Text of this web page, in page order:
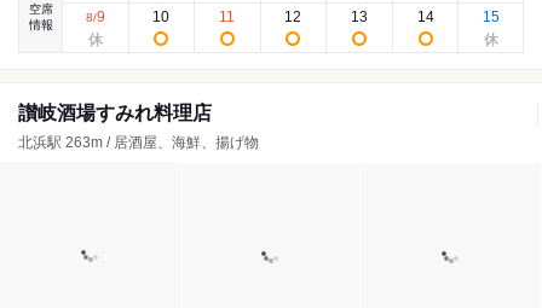
空席
情報
8/9 10 11 12 13 14 15
讃岐酒場すみれ料理店
北浜駅 263m / 居酒屋、海鮮、揚げ物